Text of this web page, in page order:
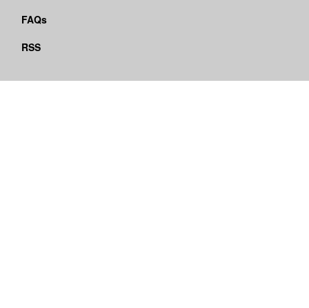
FAQs
RSS